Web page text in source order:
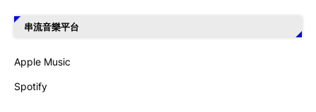
串流音樂平台
Apple Music
Spotify